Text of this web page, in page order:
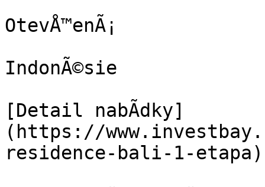
OtevÅ™enÃ¡
IndonÃ©sie
[Detail nabÃ­dky]
(https://
residence-bali-1-etapa)